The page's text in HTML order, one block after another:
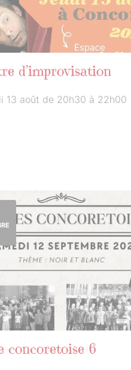
d’improvisation
13 août de 20h30 à 22h00
concoretoise 6